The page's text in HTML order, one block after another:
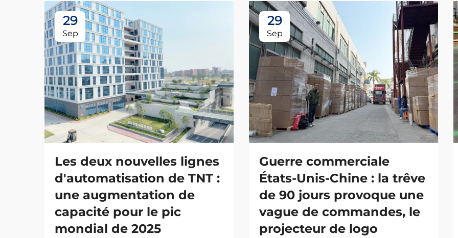
29
Sep
Les deux nouvelles lignes
d'automatisation de TNT :
une augmentation de
capacité pour le pic
mondial de 2025
29
Sep
Guerre commerciale
États-Unis-Chine : la trêve
de 90 jours provoque une
vague de commandes, le
projecteur de logo